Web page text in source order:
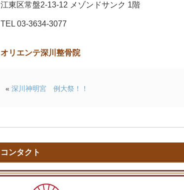
江東区常盤2-13-12 メゾンドサンク 1階
TEL 03-3634-3077
オリエンテ深川整骨院
« 深川神明宮 例大祭！！
コンタクト